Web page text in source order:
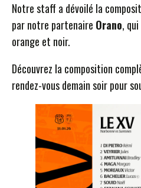
Notre staff a dévoilé la
par notre partenaire Orano,
orange et noir.
Découvrez la composition
rendez-vous demain soir pour